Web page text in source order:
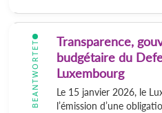
BEANTWORTET
Transparence,
budgétaire du
Luxembourg
Le 15 janvier 2026, le
l’émission d’une